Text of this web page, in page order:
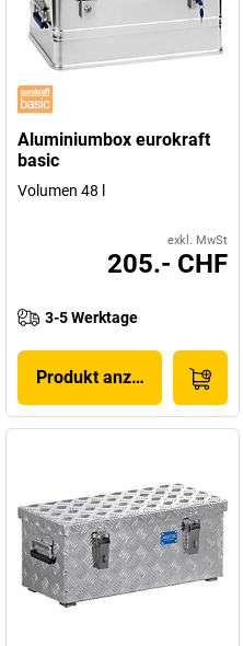
Aluminiumbox eurokraft
basic
Volumen 48 l
exkl. MwSt
205.- CHF
3-5 Werktage
Produkt anzeigen